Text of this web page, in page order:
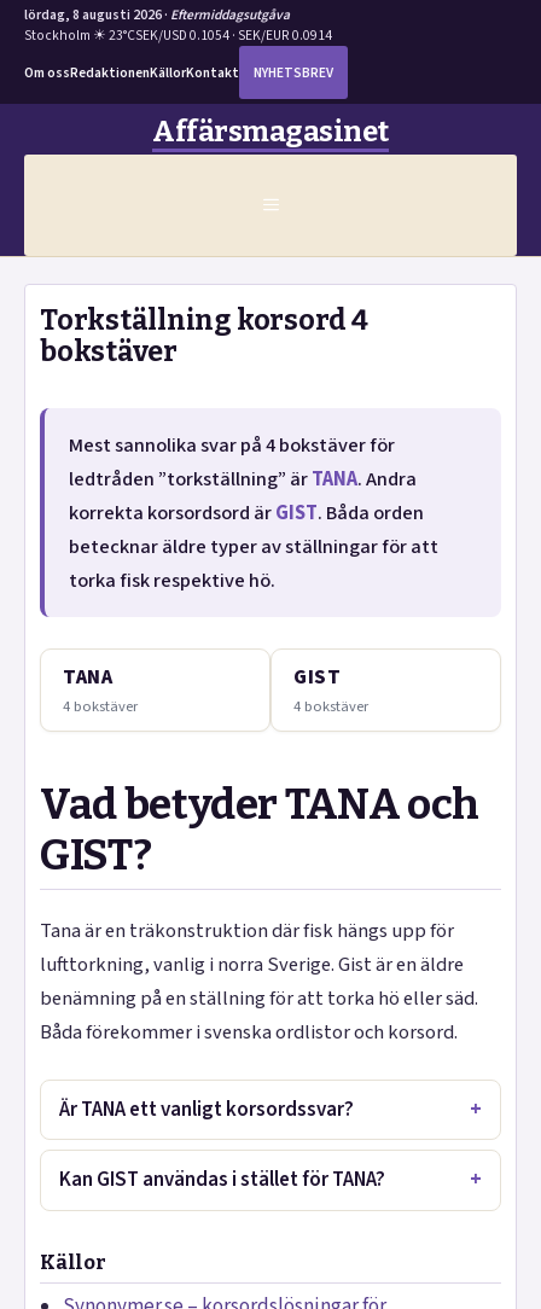
lördag, 8 augusti 2026 · Eftermiddagsutgåva
Stockholm ☀ 23°CSEK/USD 0.1054 · SEK/EUR 0.0914
Om ossRedaktionenKällorKontakt NYHETSBREV
Affärsmagasinet
MENY
Torkställning korsord 4
bokstäver
Mest sannolika svar på 4 bokstäver för
ledtråden ”torkställning” ärTANA. Andra
korrekta korsordsord ärGIST. Båda orden
betecknar äldre typer av ställningar för att
torka fisk respektive hö.
TANA
4 bokstäver
GIST
4 bokstäver
Vad betyder TANA och
GIST?
Tana är en träkonstruktion där fisk hängs upp för
lufttorkning, vanlig i norra Sverige. Gist är en äldre
benämning på en ställning för att torka hö eller säd.
Båda förekommer i svenska ordlistor och korsord.
Är TANA ett vanligt korsordssvar?
Kan GIST användas i stället för TANA?
Källor